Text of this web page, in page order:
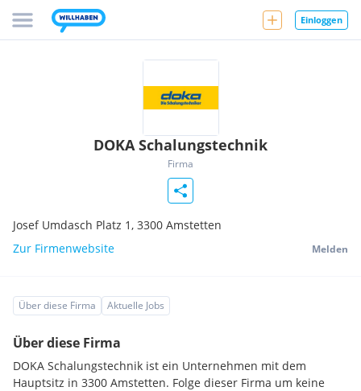
Einloggen
DOKA Schalungstechnik
Firma
Josef Umdasch Platz 1, 3300 Amstetten
Zur Firmenwebsite
Melden
Über diese Firma Aktuelle Jobs
Über diese Firma
DOKA Schalungstechnik ist ein Unternehmen mit dem
Hauptsitz in 3300 Amstetten. Folge dieser Firma um keine